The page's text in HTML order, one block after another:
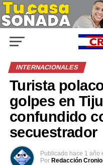
INTERNACIONALES
Turista
golpes en
confundido
secuestrador
Publicado hace 1 año
Por Redacción Cronio